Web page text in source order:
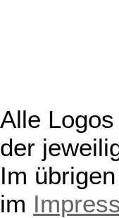
Alle
der
Im
im